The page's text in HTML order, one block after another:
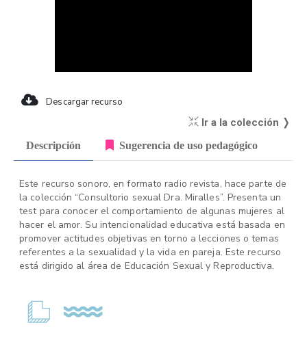
Descargar recurso
Ir a la colección ❭
Descripción Sugerencia de uso pedagógico
Este recurso sonoro, en formato radio revista, hace parte de
la colección “Consultorio sexual Dra. Miralles”. Presenta un
test para conocer el comportamiento de algunas mujeres al
hacer el amor. Su intencionalidad educativa está basada en
promover actitudes objetivas en torno a lecciones o temas
referentes a la sexualidad y la vida en pareja. Este recurso
está dirigido al área de Educación Sexual y Reproductiva.